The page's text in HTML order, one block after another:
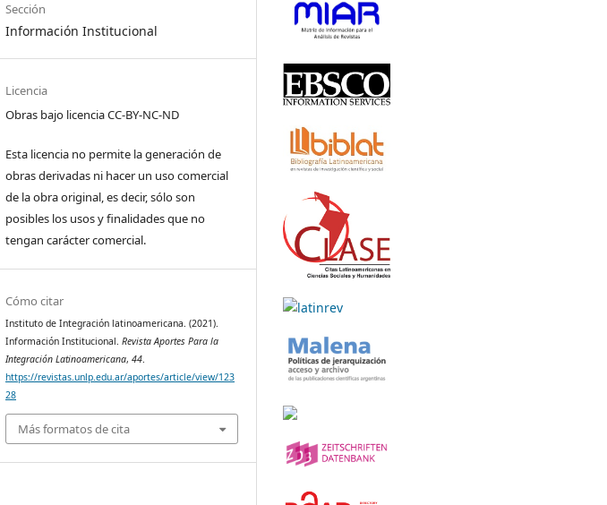
Sección
Información Institucional
Licencia
Obras bajo licencia CC-BY-NC-ND
Esta licencia no permite la generación de
obras derivadas ni hacer un uso comercial
de la obra original, es decir, sólo son
posibles los usos y finalidades que no
tengan carácter comercial.
Cómo citar
Instituto de Integración latinoamericana. (2021).
Información Institucional.Revista Aportes Para la
Integración Latinoamericana,44.
https://revistas.unlp.edu.ar/aportes/article/view/123
28
Más formatos de cita